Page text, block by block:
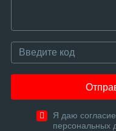
Я даю
персональных